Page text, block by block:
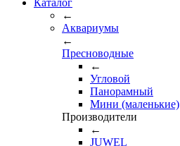
Каталог
←
Аквариумы
←
Пресноводные
←
Угловой
Панорамный
Мини (маленькие)
Производители
←
JUWEL